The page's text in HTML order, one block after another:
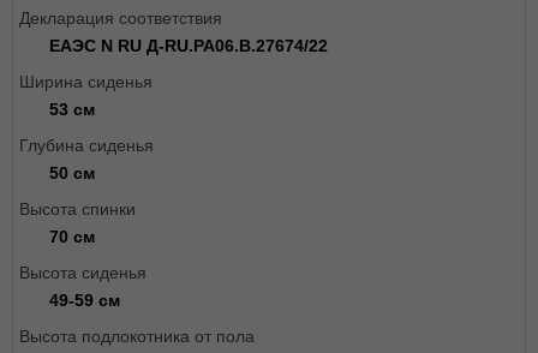
Декларация соответствия
ЕАЭС N RU Д-RU.РА06.В.27674/22
Ширина сиденья
53 см
Глубина сиденья
50 см
Высота спинки
70 см
Высота сиденья
49-59 см
Высота подлокотника от пола